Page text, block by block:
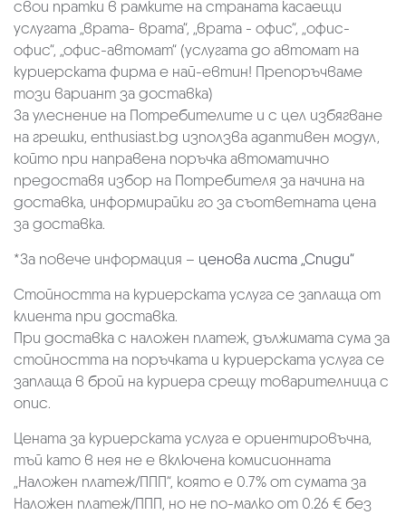
свои пратки в рамките на страната касаещи
услугата „врата- врата“, „врата - офис“, „oфис-
офис“, „офис-автомат“ (услугата до автомат на
куриерската фирма е най-евтин! Препоръчваме
този вариант за доставка)
За улеснение на Потребителите и с цел избягване
на грешки, enthusiast.bg използва адаптивен модул,
който при направена поръчка автоматично
предоставя избор на Потребителя за начина на
доставка, информирайки го за съответната цена
за доставка.
*За повече информация – ценова листа „Спиди“
Стойността на куриерската услуга се заплаща от
клиента при доставка.
При доставка с наложен платеж, дължимата сума за
стойността на поръчката и куриерската услуга се
заплаща в брой на куриера срещу товарителница с
опис.
Цената за куриерската услуга е ориентировъчна,
тъй като в нея не е включена комисионната
„Наложен платеж/ППП“, която е 0.7% от сумата за
Наложен платеж/ППП, но не по-малко от 0.26 € без